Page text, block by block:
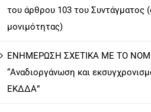
του άρθρου 103 του Συντάγματος
μονιμότητας)
ΕΝΗΜΕΡΩΣΗ ΣΧΕΤΙΚΑ ΜΕ ΤΟ
“Αναδιοργάνωση και
ΕΚΔΔΑ”